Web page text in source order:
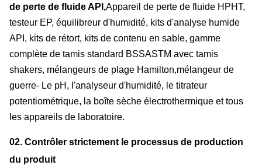
de perte de fluide API,Appareil de perte de fluide HPHT,
testeur EP, équilibreur d'humidité, kits d'analyse humide
API, kits de rétort, kits de contenu en sable, gamme
complète de tamis standard BSSASTM avec tamis
shakers, mélangeurs de plage Hamilton,mélangeur de
guerre- Le pH, l'analyseur d'humidité, le titrateur
potentiométrique, la boîte sèche électrothermique et tous
les appareils de laboratoire.
02. Contrôler strictement le processus de production
du produit